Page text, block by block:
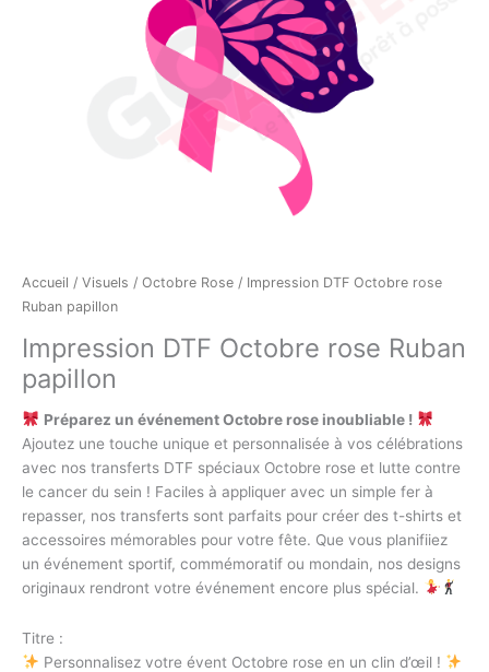
Accueil / Visuels / Octobre Rose / Impression DTF Octobre rose
Ruban papillon
Impression DTF Octobre rose Ruban
papillon
Préparez un événement Octobre rose inoubliable !
Ajoutez une touche unique et personnalisée à vos célébrations
avec nos transferts DTF spéciaux Octobre rose et lutte contre
le cancer du sein ! Faciles à appliquer avec un simple fer à
repasser, nos transferts sont parfaits pour créer des t-shirts et
accessoires mémorables pour votre fête. Que vous planifiiez
un événement sportif, commémoratif ou mondain, nos designs
originaux rendront votre événement encore plus spécial.
Titre :
Personnalisez votre évent Octobre rose en un clin d’œil !